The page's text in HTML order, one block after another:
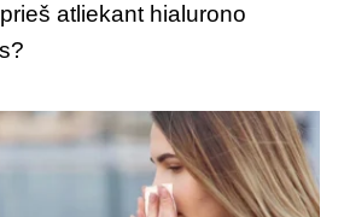
atliekant hialurono